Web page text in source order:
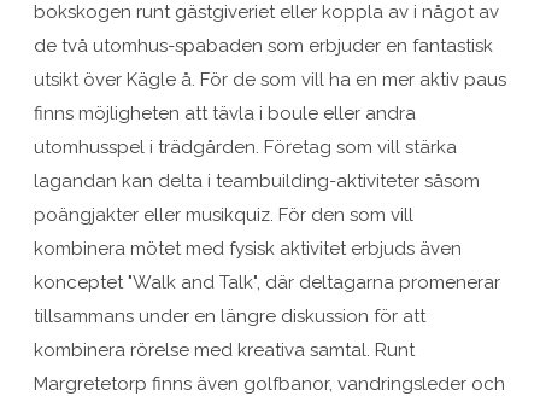
bokskogen runt gästgiveriet eller koppla av i något av
de två utomhus-spabaden som erbjuder en fantastisk
utsikt över Kägle å. För de som vill ha en mer aktiv paus
finns möjligheten att tävla i boule eller andra
utomhusspel i trädgården. Företag som vill stärka
lagandan kan delta i teambuilding-aktiviteter såsom
poängjakter eller musikquiz. För den som vill
kombinera mötet med fysisk aktivitet erbjuds även
konceptet "Walk and Talk", där deltagarna promenerar
tillsammans under en längre diskussion för att
kombinera rörelse med kreativa samtal. Runt
Margretetorp finns även golfbanor, vandringsleder och